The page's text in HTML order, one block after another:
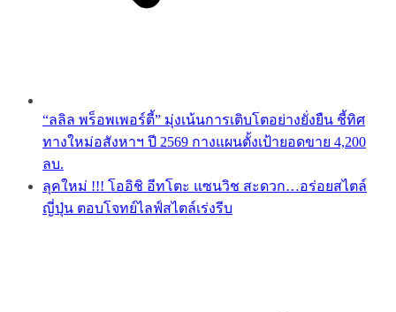
“ลลิล พร็อพเพอร์ตี้” มุ่งเน้นการเติบโตอย่างยั่งยืน ชี้ทิศ
ทางใหม่อสังหาฯ ปี 2569 กางแผนตั้งเป้ายอดขาย 4,200
ลบ.
ลุคใหม่ !!! โออิชิ อีทโตะ แซนวิช สะดวก…อร่อยสไตล์
ญี่ปุ่น ตอบโจทย์ไลฟ์สไตล์เร่งรีบ